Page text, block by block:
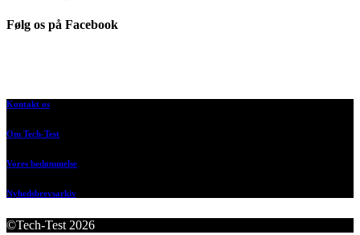
Følg os på Facebook
Kontakt os
Om Tech-Test
Vores bedømmelse
Nyhedsbrevsarkiv
©Tech-Test 2026